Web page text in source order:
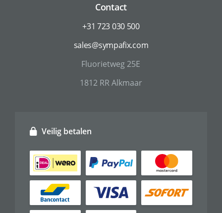
Contact
+31 723 030 500
sales@sympafix.com
Fluorietweg 25E
1812 RR Alkmaar
Veilig betalen